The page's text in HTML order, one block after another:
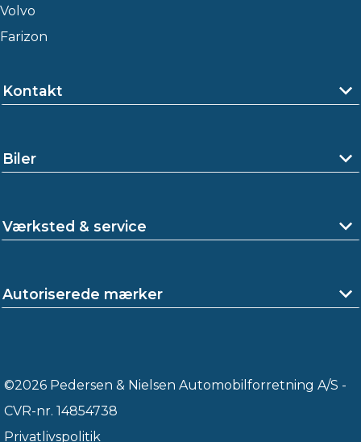
Volvo
Farizon
Kontakt
Biler
Værksted & service
Autoriserede mærker
©2026 Pedersen & Nielsen Automobilforretning A/S -
CVR-nr. 14854738
Privatlivspolitik